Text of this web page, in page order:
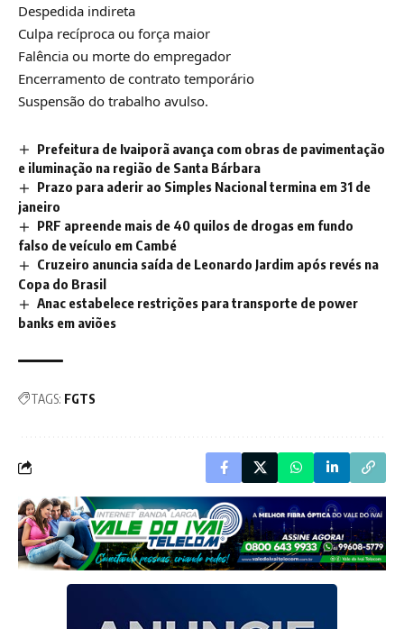
Despedida indireta
Culpa recíproca ou força maior
Falência ou morte do empregador
Encerramento de contrato temporário
Suspensão do trabalho avulso.
Prefeitura de Ivaiporã avança com obras de pavimentação
e iluminação na região de Santa Bárbara
Prazo para aderir ao Simples Nacional termina em 31 de
janeiro
PRF apreende mais de 40 quilos de drogas em fundo
falso de veículo em Cambé
Cruzeiro anuncia saída de Leonardo Jardim após revés na
Copa do Brasil
Anac estabelece restrições para transporte de power
banks em aviões
TAGS: FGTS